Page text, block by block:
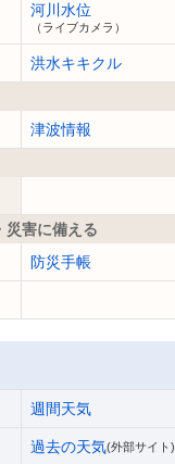
河川水位
（ライブカメラ）
洪水キキクル
津波情報
災害に備える
防災手帳
週間天気
過去の天気(外部サイト)